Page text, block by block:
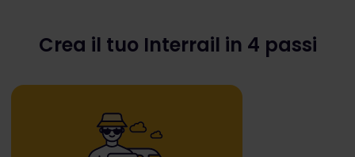
Crea il tuo Interrail in 4 passi